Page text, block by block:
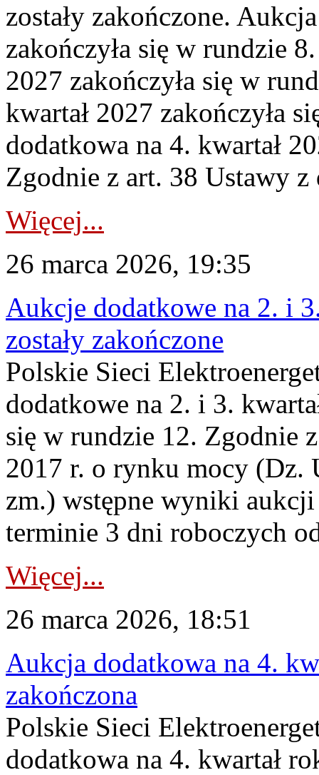
zostały zakończone.
zakończyła się w rundzie
2027 zakończyła się w
kwartał 2027 zakończyła
dodatkowa na 4. kwartał
Zgodnie z art. 38 Ustawy
Więcej...
26 marca 2026, 19:35
Aukcje dodatkowe na 2. i
zostały zakończone
Polskie Sieci
dodatkowe na 2. i 3.
się w rundzie 12. Zgodnie
2017 r. o rynku mocy (Dz.
zm.) wstępne wyniki
terminie 3 dni roboczych
Więcej...
26 marca 2026, 18:51
Aukcja dodatkowa na 4.
zakończona
Polskie Sieci
dodatkowa na 4. kwartał